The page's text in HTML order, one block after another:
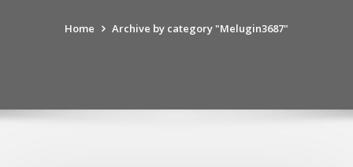
Home Archive by category "Melugin3687"